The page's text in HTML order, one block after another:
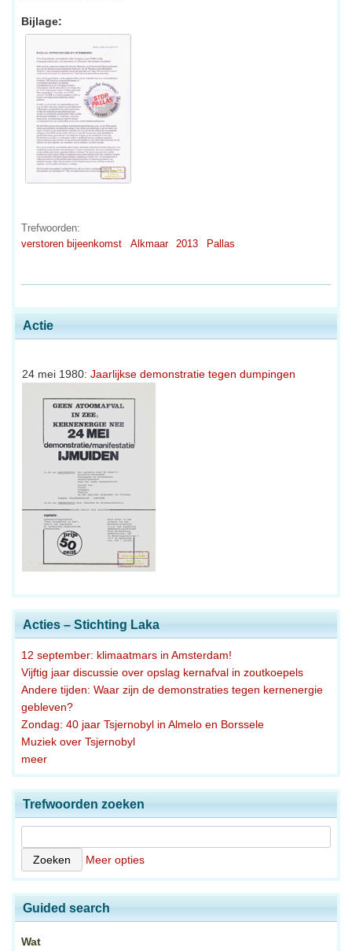
Actie
24 mei 1980: Jaarlijkse demonstratie tegen dumpingen
Acties – Stichting Laka
12 september: klimaatmars in Amsterdam!
Vijftig jaar discussie over opslag kernafval in zoutkoepels
Andere tijden: Waar zijn de demonstraties tegen kernenergie
gebleven?
Zondag: 40 jaar Tsjernobyl in Almelo en Borssele
Muziek over Tsjernobyl
meer
Bijlage:
Trefwoorden:
verstoren bijeenkomst
Alkmaar 2013 Pallas
Trefwoorden zoeken
Meer opties
Guided search
Wat